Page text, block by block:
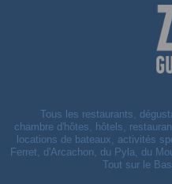
Tous les restaurants,
chambre d'hôtes, hôtels,
locations de bateaux, activités
Ferret, d'Arcachon, du Pyla, du
Tout sur le